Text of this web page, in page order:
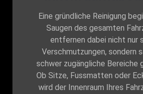
Eine gründliche Reinigung
Saugen des gesamten
entfernen dabei nicht nur
Verschmutzungen, sondern
schwer zugängliche Bereiche
Ob Sitze, Fussmatten oder
wird der Innenraum Ihres